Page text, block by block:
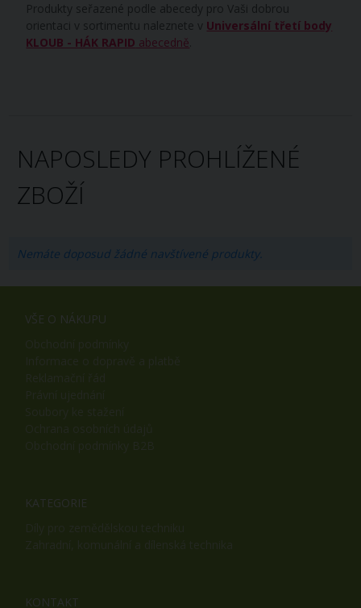
Produkty seřazené podle abecedy pro Vaši dobrou
orientaci v sortimentu naleznete v Universální třetí body
KLOUB - HÁK RAPID abecedně
NAPOSLEDY PROHLÍŽENÉ
ZBOŽÍ
Nemáte doposud žádné navštívené produkty.
VŠE O NÁKUPU
KATEGORIE
KONTAKT